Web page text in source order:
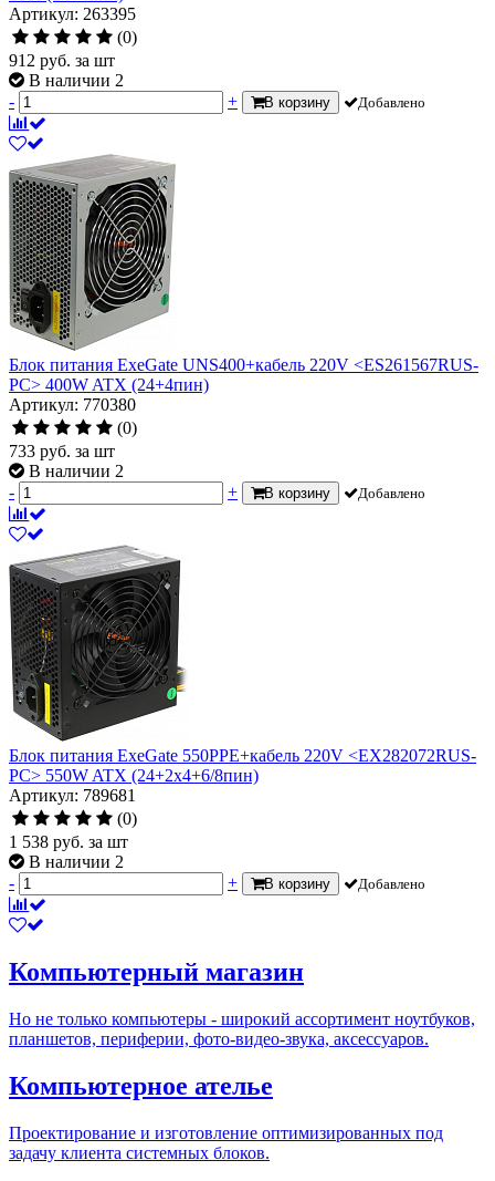
Артикул: 263395
(0)
912 руб. за шт
В наличии 2
-
+ В корзину Добавлено
Блок питания ExeGate UNS400+кабель 220V <ES261567RUS-
PC> 400W ATX (24+4пин)
Артикул: 770380
(0)
733 руб. за шт
В наличии 2
-
+ В корзину Добавлено
Блок питания ExeGate 550PPE+кабель 220V <EX282072RUS-
PC> 550W ATX (24+2x4+6/8пин)
Артикул: 789681
(0)
1 538 руб. за шт
В наличии 2
-
+ В корзину Добавлено
Компьютерный магазин
Но не только компьютеры - широкий ассортимент ноутбуков,
планшетов, периферии, фото-видео-звука, аксессуаров.
Компьютерное ателье
Проектирование и изготовление оптимизированных под
задачу клиента системных блоков.